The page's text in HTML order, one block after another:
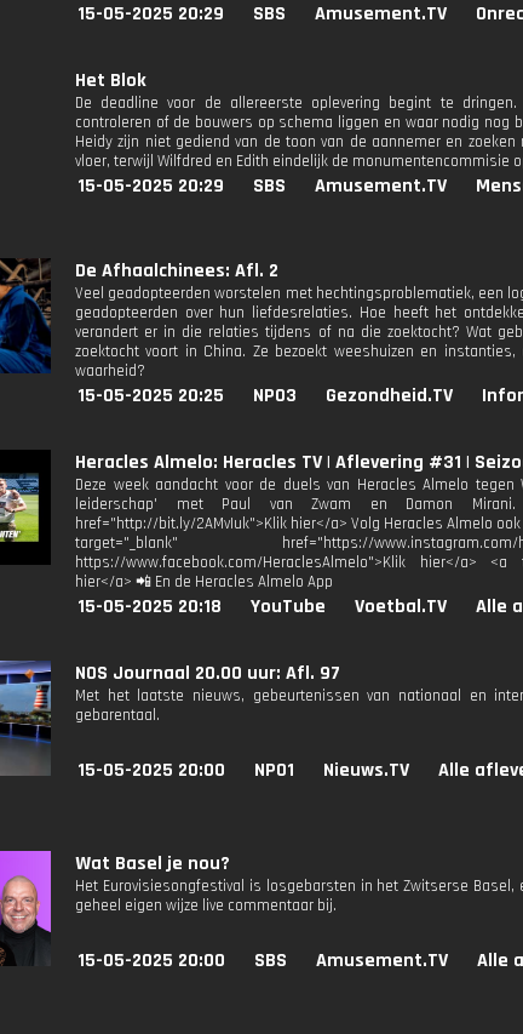
15-05-2025 20:29 SBS Amusement.TV
Het Blok
De deadline voor de allereerste oplevering begint te
controleren of de bouwers op schema liggen en waar nodig nog
Heidy zijn niet gediend van de toon van de aannemer en
vloer, terwijl Wilfdred en Edith eindelijk de monumentencommisie
15-05-2025 20:29 SBS Amusement.TV
De Afhaalchinees: Afl. 2
Veel geadopteerden worstelen met hechtingsproblematiek, een
geadopteerden over hun liefdesrelaties. Hoe heeft het
verandert er in die relaties tijdens of na die zoektocht? Wat
zoektocht voort in China. Ze bezoekt weeshuizen en
waarheid?
15-05-2025 20:25 NPO3 Gezondheid.TV
Heracles Almelo: Heracles TV | Aflevering #31 |
Deze week aandacht voor de duels van Heracles Almelo
leiderschap' met Paul van Zwam en Damon
href="http://bit.ly/2AMvIuk">Klik hier</a> Volg Heracles Almelo
target="_blank" href="https://
https://www.facebook.com/HeraclesAlmelo">Klik hier</a> <a
hier</a> 📲 En de Heracles Almelo App
15-05-2025 20:18 YouTube Voetbal.TV Alle
NOS Journaal 20.00 uur: Afl. 97
Met het laatste nieuws, gebeurtenissen van nationaal en
gebarentaal.
15-05-2025 20:00 NPO1 Nieuws.TV Alle
Wat Basel je nou?
Het Eurovisiesongfestival is losgebarsten in het Zwitserse
geheel eigen wijze live commentaar bij.
15-05-2025 20:00 SBS Amusement.TV Alle